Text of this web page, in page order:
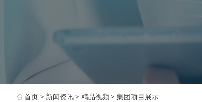
首页> 新闻资讯>精品视频>集团项目展示